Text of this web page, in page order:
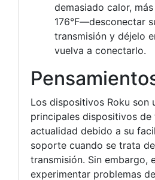
demasiado calor,
176°F—desconectar
transmisión y déjelo
vuelva a conectarlo.
Los dispositivos Roku son
principales dispositivos de
actualidad debido a su
soporte cuando se trata
transmisión. Sin embargo,
experimentar problemas de